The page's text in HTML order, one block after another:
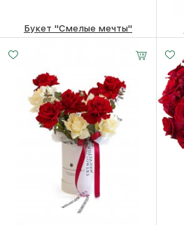
Букет "Смелые мечты"